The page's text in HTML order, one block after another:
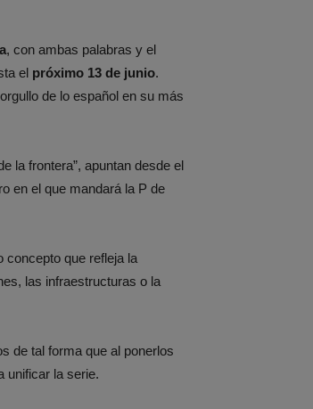
, con ambas palabras y el
el próximo 13 de junio.
de lo español en su más
la frontera”, apuntan desde el
en el que mandará la P de
concepto que refleja la
las infraestructuras o la
de tal forma que al ponerlos
unificar la serie.